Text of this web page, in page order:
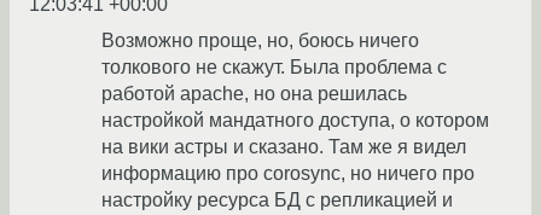
12:03:41 +00:00
Возможно проще, но, боюсь ничего
толкового не скажут. Была проблема с
работой apache, но она решилась
настройкой мандатного доступа, о котором
на вики астры и сказано. Там же я видел
информацию про corosync, но ничего про
настройку ресурса БД с репликацией и